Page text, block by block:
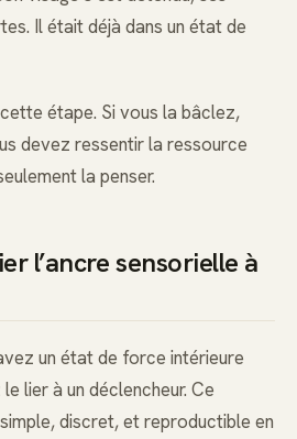
Il était déjà dans un état de
étape. Si vous la bâclez,
devez ressentir la ressource
la penser.
l’ancre sensorielle à
un état de force intérieure
lier à un déclencheur. Ce
discret, et reproductible en